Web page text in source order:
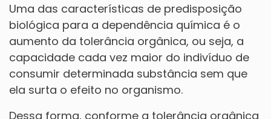
Uma das características de predisposição
biológica para a dependência química é o
aumento da tolerância orgânica, ou seja, a
capacidade cada vez maior do indivíduo de
consumir determinada substância sem que
ela surta o efeito no organismo.
Dessa forma, conforme a tolerância orgânica